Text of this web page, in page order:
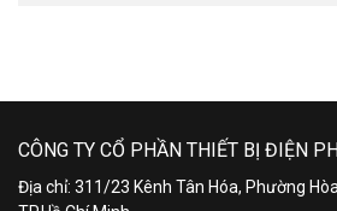
CÔNG TY CỔ PHẦN THIẾT BỊ ĐIỆN
Địa chỉ: 311/23 Kênh Tân Hóa, Phường